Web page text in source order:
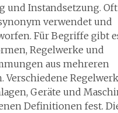
und Instandsetzung. Oft
verwendet und
Für Begriffe gibt
Regelwerke und
aus mehreren
Verschiedene
Geräte und
Definitionen fest.